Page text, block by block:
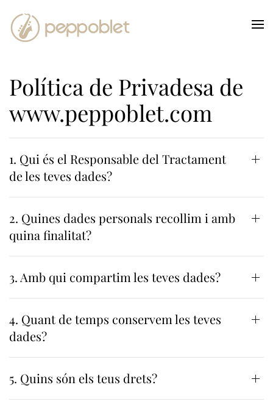
Skip to main content
Política de Privadesa de
www.peppoblet.com
1. Qui és el Responsable del Tractament
de les teves dades?
2. Quines dades personals recollim i amb
quina finalitat?
3. Amb qui compartim les teves dades?
4. Quant de temps conservem les teves
dades?
5. Quins són els teus drets?